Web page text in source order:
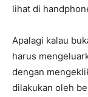
lihat di
Apalagi kalau
harus
dengan
dilakukan oleh